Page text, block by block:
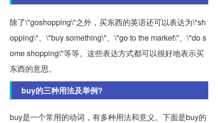
除了\"goshopping\"之外，买东西的英语还可以表达为\"sh
opping\"、\"buy something\"、\"go to the market\"、\"do s
ome shopping\"等等。这些表达方式都可以很好地表示买
东西的意思。
buy的三种用法及举例?
buy是一个常用的动词，有多种用法和意义。下面是buy的